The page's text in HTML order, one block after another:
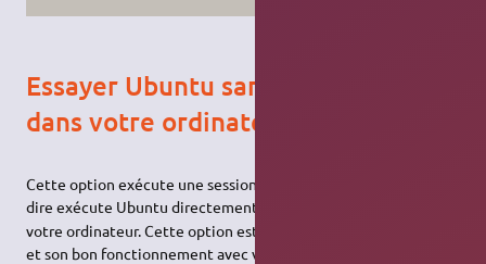
Essayer Ubuntu sans rien changer
dans votre ordinateur
Cette option exécute une session
dire exécute Ubuntu directement dans la mémoire volatile
votre ordinateur. Cette option est fort utile pour tester Ubuntu
et son bon fonctionnement avec votre matériel (affichage, son,